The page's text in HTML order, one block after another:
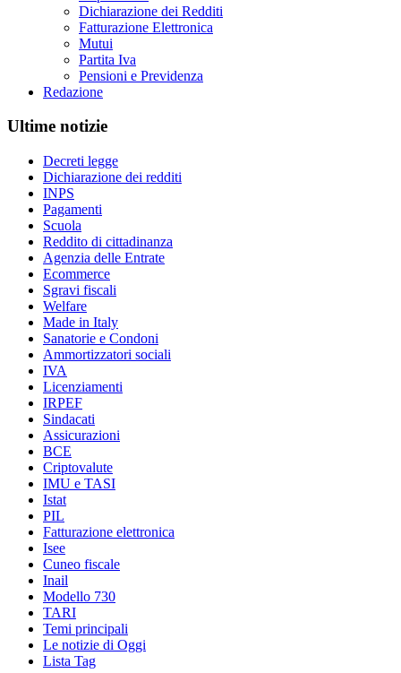
Dichiarazione dei Redditi
Fatturazione Elettronica
Mutui
Partita Iva
Pensioni e Previdenza
Redazione
Ultime notizie
Decreti legge
Dichiarazione dei redditi
INPS
Pagamenti
Scuola
Reddito di cittadinanza
Agenzia delle Entrate
Ecommerce
Sgravi fiscali
Welfare
Made in Italy
Sanatorie e Condoni
Ammortizzatori sociali
IVA
Licenziamenti
IRPEF
Sindacati
Assicurazioni
BCE
Criptovalute
IMU e TASI
Istat
PIL
Fatturazione elettronica
Isee
Cuneo fiscale
Inail
Modello 730
TARI
Temi principali
Le notizie di Oggi
Lista Tag